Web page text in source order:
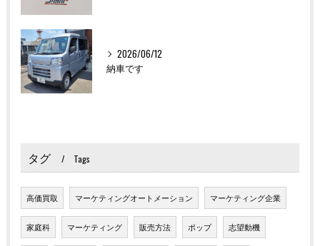
2026/06/12
納車です
タグ Tags
高価買取 マーケティングオートメーション マーケティング企業
家庭科 マーケティング 販売方法 ポップ 志望動機